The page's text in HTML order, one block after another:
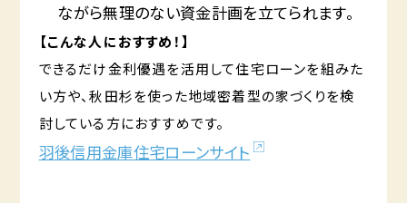
ながら無理のない資金計画を立てられます。
【こんな人におすすめ！】
できるだけ金利優遇を活用して住宅ローンを組みた
い方や、秋田杉を使った地域密着型の家づくりを検
討している方におすすめです。
羽後信用金庫住宅ローンサイト